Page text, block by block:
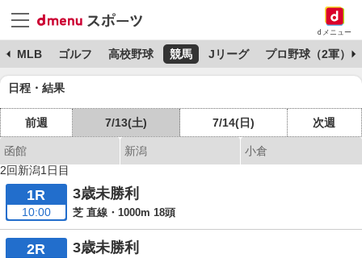
dメニュー
MLB ゴルフ 高校野球 競馬 Jリーグ プロ野球（2軍）
日程・結果
前週 7/13(土) 7/14(日) 次週
函館 新潟
小倉
2回新潟1日目
1R
10:00
3歳未勝利
芝 直線・1000m 18頭
2R 3歳未勝利